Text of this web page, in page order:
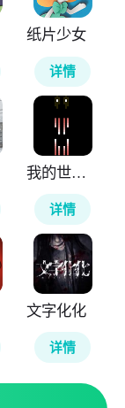
纸片少女
详情
我的世界雾中人
详情
文字化化
详情